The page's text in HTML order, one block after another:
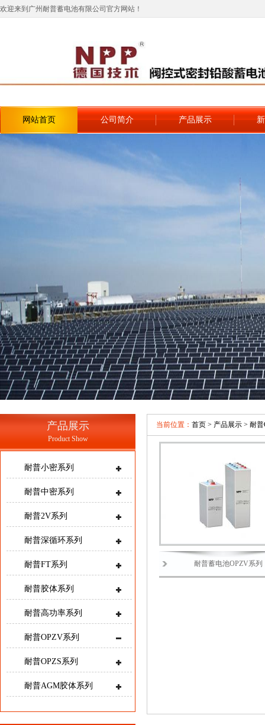
欢迎来到广州耐普蓄电池有限公司官方网站！
网站首页 公司简介 产品展示
产品展示
Product Show
耐普小密系列
耐普中密系列
耐普2V系列
耐普深循环系列
耐普FT系列
耐普胶体系列
耐普高功率系列
耐普OPZV系列
耐普OPZS系列
耐普AGM胶体系列
当前位置： 首页 > 产品展示 > 耐
耐普蓄电池OPZV系列